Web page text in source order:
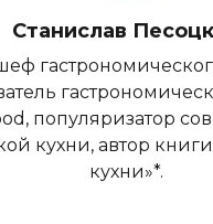
Станислав
популяризатор
кухни, автор
кухни»*.